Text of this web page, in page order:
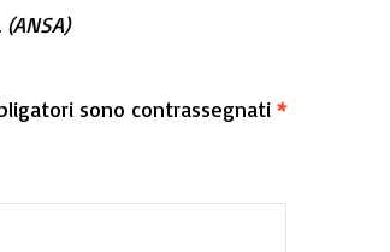
(ANSA)
sono contrassegnati *